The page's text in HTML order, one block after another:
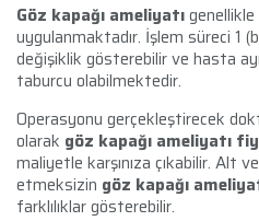
Göz kapağı ameliyatı
uygulanmaktadır. İşlem süreci 1
değişiklik gösterebilir ve hasta
taburcu olabilmektedir.
Operasyonu gerçekleştirecek
olarak göz kapağı ameliyatı
maliyetle karşınıza çıkabilir. Alt
etmeksizin göz kapağı
farklılıklar gösterebilir.